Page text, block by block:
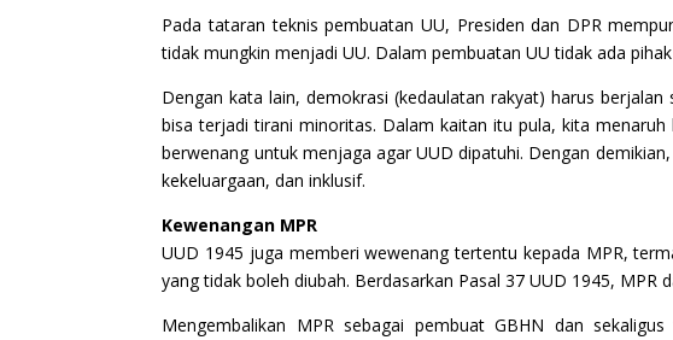
Pada tataran teknis pembuatan UU, Presiden dan DPR
tidak mungkin menjadi UU. Dalam pembuatan UU tidak ada
Dengan kata lain, demokrasi (kedaulatan rakyat) harus
bisa terjadi tirani minoritas. Dalam kaitan itu pula, kita
berwenang untuk menjaga agar UUD dipatuhi. Dengan
kekeluargaan, dan inklusif.
Kewenangan MPR
UUD 1945 juga memberi wewenang tertentu kepada MPR,
yang tidak boleh diubah. Berdasarkan Pasal 37 UUD 1945,
Mengembalikan MPR sebagai pembuat GBHN dan